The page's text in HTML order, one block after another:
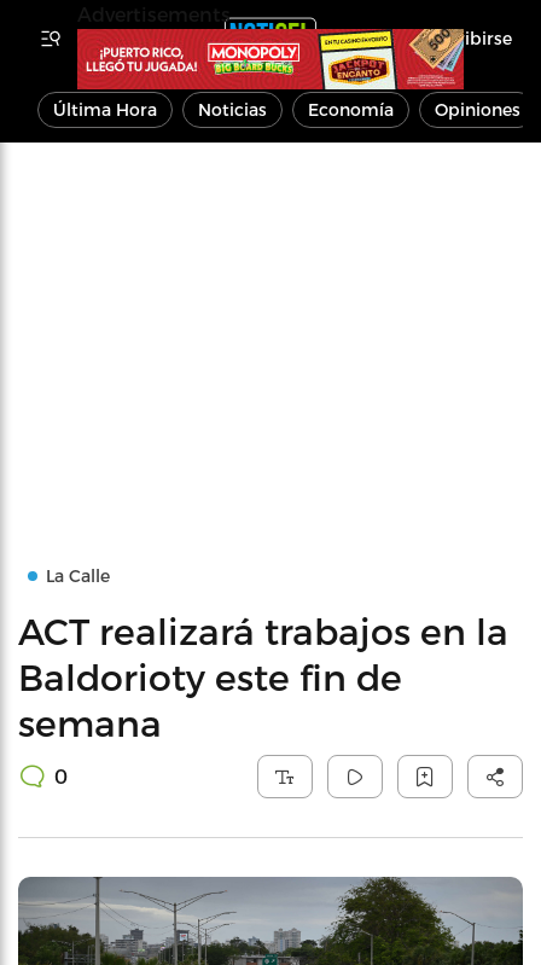
Inscribirse
Última Hora Noticias Economía Opiniones
La Calle
ACT realizará trabajos en la
Baldorioty este fin de
semana
0
Advertisements